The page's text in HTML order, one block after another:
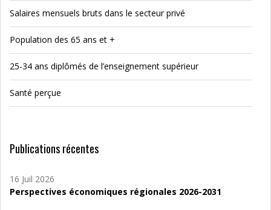
Salaires mensuels bruts dans le secteur privé
Population des 65 ans et +
25-34 ans diplômés de l’enseignement supérieur
Santé perçue
Publications récentes
16 Juil 2026
Perspectives économiques régionales 2026-2031